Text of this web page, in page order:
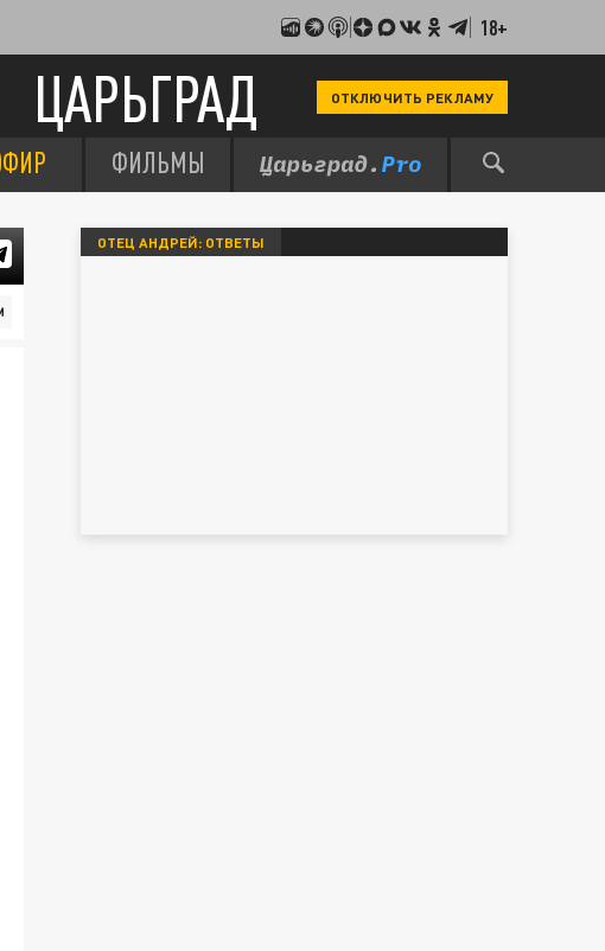
18+
ЦАРЬГРАД ОТКЛЮЧИТЬ РЕКЛАМУ
ФИЛЬМЫ
ОТЕЦ АНДРЕЙ: ОТВЕТЫ